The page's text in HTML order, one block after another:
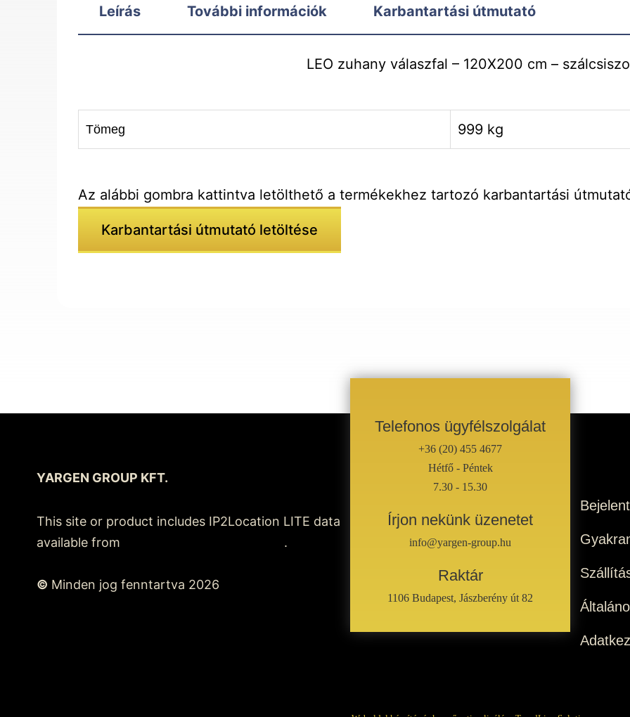
Leírás További információk Karbantartási útmutató
LEO zuhany válaszfal – 120X200 cm –
Tömeg 999 kg
Az alábbi gombra kattintva letölthető a termékekhez tartozó karbantartási
Karbantartási útmutató letöltése
YARGEN GROUP KFT.
This site or product includes IP2Location LITE data
available from
.
© Minden jog fenntartva 2026
Telefonos ügyfélszolgálat
+36 (20) 455 4677
Hétfő - Péntek
7.30 - 15.30
Írjon nekünk üzenetet
info@yargen-group.hu
Raktár
1106 Budapest, Jászberény út 82